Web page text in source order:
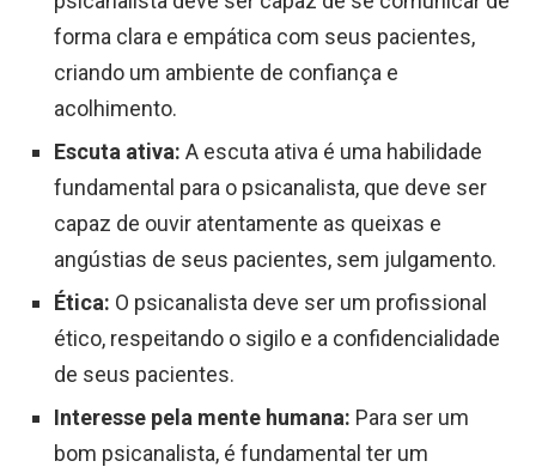
forma clara e empática com seus pacientes,
criando um ambiente de confiança e
acolhimento.
Escuta ativa: A escuta ativa é uma habilidade
fundamental para o psicanalista, que deve ser
capaz de ouvir atentamente as queixas e
angústias de seus pacientes, sem julgamento.
Ética: O psicanalista deve ser um profissional
ético, respeitando o sigilo e a confidencialidade
de seus pacientes.
Interesse pela mente humana: Para ser um
bom psicanalista, é fundamental ter um